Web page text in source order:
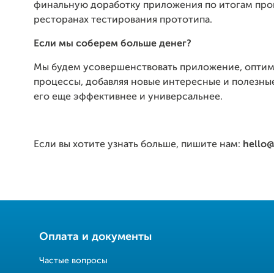
финальную доработку приложения по итогам
ресторанах тестирования прототипа.
Если мы соберем больше денег?
Мы будем усовершенствовать приложение,
процессы, добавляя новые интересные и
его еще эффективнее и универсальнее.
Если вы хотите узнать больше, пишите нам:
Оплата и документы
Частые вопросы